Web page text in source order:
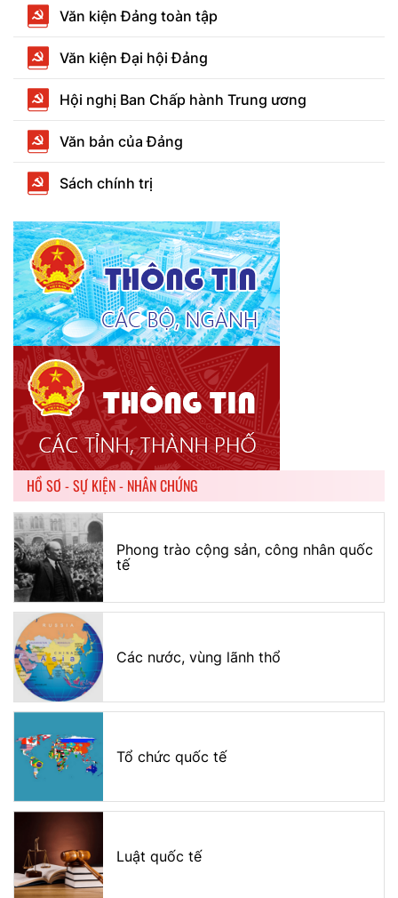
Văn kiện Đảng toàn tập
Văn kiện Đại hội Đảng
Hội nghị Ban Chấp hành Trung ương
Văn bản của Đảng
Sách chính trị
HỒ SƠ - SỰ KIỆN - NHÂN CHỨNG
Phong trào cộng sản, công nhân quốc
tế
Các nước, vùng lãnh thổ
Tổ chức quốc tế
Luật quốc tế